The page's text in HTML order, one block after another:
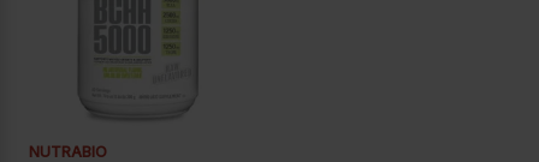
NUTRABIO